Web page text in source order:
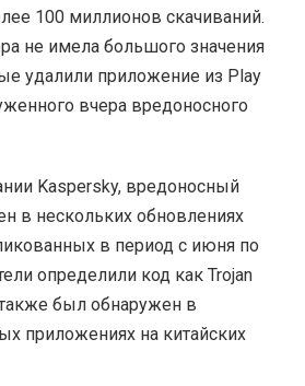
100 миллионов скачиваний.
не имела большого значения
удалили приложение из Play
вчера вредоносного
Kaspersky, вредоносный
в нескольких обновлениях
в период с июня по
определили код как Trojan
был обнаружен в
приложениях на китайских